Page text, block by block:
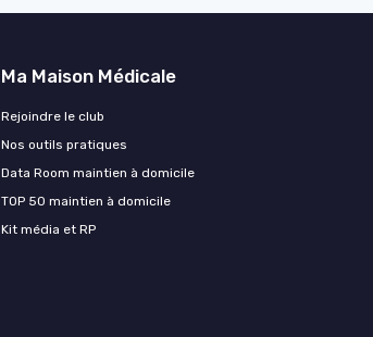
Ma Maison Médicale
Rejoindre le club
Nos outils pratiques
Data Room maintien à domicile
TOP 50 maintien à domicile
Kit média et RP